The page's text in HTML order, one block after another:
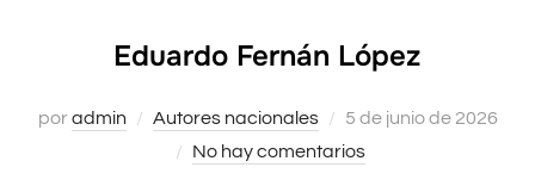
Eduardo Fernán López
poradmin Autores nacionales
Publicado
el
5 de junio de 2026
No hay comentarios